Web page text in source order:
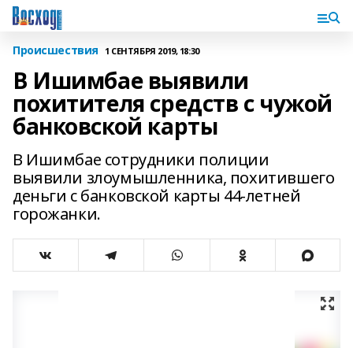
Происшествия 1 СЕНТЯБРЯ 2019, 18:30
В Ишимбае выявили
похитителя средств с чужой
банковской карты
В Ишимбае сотрудники полиции
выявили злоумышленника, похитившего
деньги с банковской карты 44-летней
горожанки.